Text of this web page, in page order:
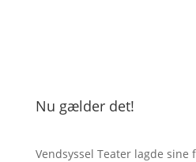
Nu gælder det!
Vendsyssel Teater lagde